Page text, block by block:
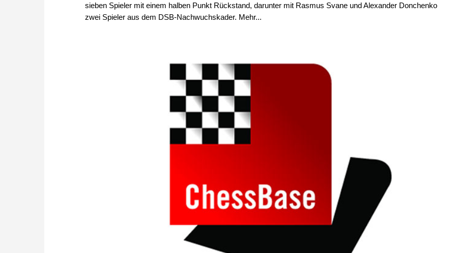
sieben Spieler mit einem halben Punkt Rückstand, darunter mit Rasmus Svane und Alexander Donchenko
zwei Spieler aus dem DSB-Nachwuchskader. Mehr...